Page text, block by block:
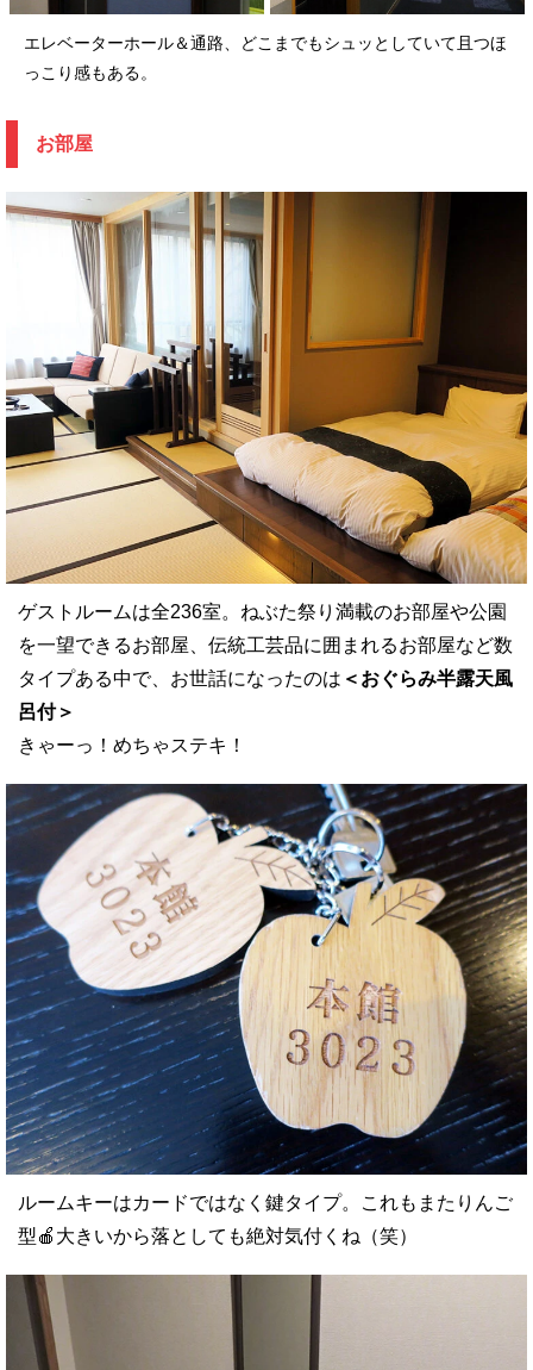
エレベーターホール＆通路、どこまでもシュッとしていて且つほ
っこり感もある。
お部屋
ゲストルームは全236室。ねぶた祭り満載のお部屋や公園
を一望できるお部屋、伝統工芸品に囲まれるお部屋など数
タイプある中で、お世話になったのは ＜おぐらみ半露天風
呂付＞
きゃーっ！めちゃステキ！
ルームキーはカードではなく鍵タイプ。これもまたりんご
型🍎大きいから落としても絶対気付くね（笑）